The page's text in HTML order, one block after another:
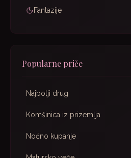
Fantazije
Popularne priče
Najbolji drug
Komšinica iz prizemlja
Noćno kupanje